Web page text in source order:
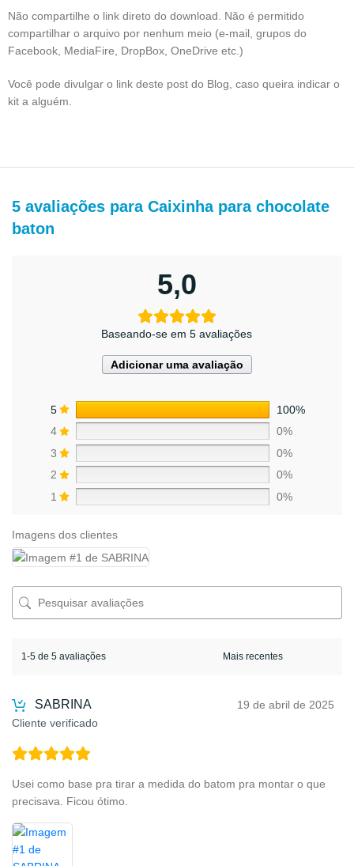
Não compartilhe o link direto do download. Não é permitido
compartilhar o arquivo por nenhum meio (e-mail, grupos do
Facebook, MediaFire, DropBox, OneDrive etc.)
Você pode divulgar o link deste post do Blog, caso queira indicar o
kit a alguém.
5 avaliações para Caixinha para chocolate
baton
5,0
Baseando-se em 5 avaliações
Adicionar uma avaliação
5
100%
4
0%
3
0%
2
0%
1
0%
Imagens dos clientes
1-5 de 5 avaliações
SABRINA
Cliente verificado
19 de abril de 2025
Usei como base pra tirar a medida do batom pra montar o que
precisava. Ficou ótimo.